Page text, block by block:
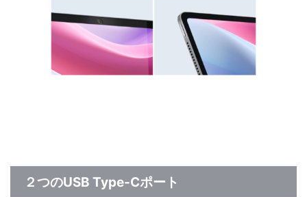
２つのUSB Type-Cポート